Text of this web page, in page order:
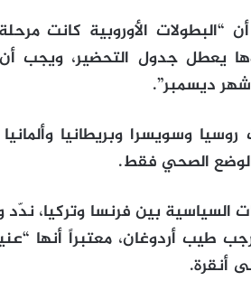
“البطولات الأوروبية كانت
يعطل جدول التحضير،
شهر ديسمبر”.
وسويسرا وبريطانيا
الصحي فقط.
السياسية بين فرنسا وتركيا،
طيب أردوغان، معتبراً أنها
أنقرة.